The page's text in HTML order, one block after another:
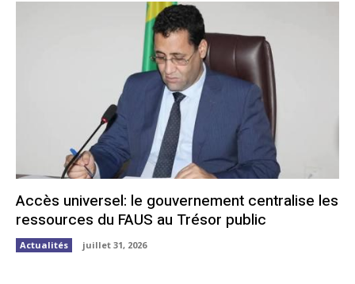
Accès universel: le gouvernement centralise les
ressources du FAUS au Trésor public
Actualités juillet 31, 2026